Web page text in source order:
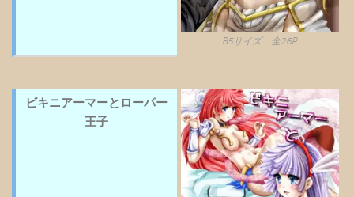
B5サイズ 全26P
ビキニアーマーとローパー
王子